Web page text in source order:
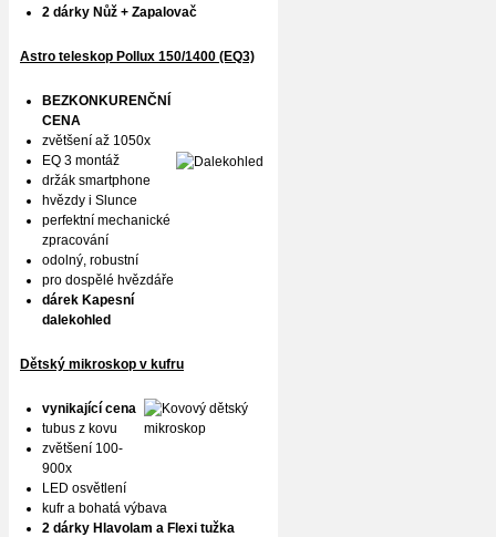
2 dárky Nůž + Zapalovač
Astro teleskop Pollux 150/1400 (EQ3)
BEZKONKURENČNÍ
CENA
zvětšení až 1050x
EQ 3 montáž
držák smartphone
hvězdy i Slunce
perfektní mechanické
zpracování
odolný, robustní
pro dospělé hvězdáře
dárek Kapesní
dalekohled
Dětský mikroskop v kufru
vynikající cena
tubus z kovu
zvětšení 100-
900x
LED osvětlení
kufr a bohatá výbava
2 dárky Hlavolam a Flexi tužka